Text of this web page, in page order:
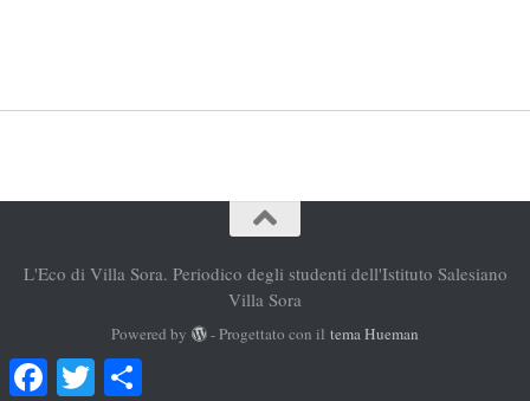
L'Eco di Villa Sora. Periodico degli studenti dell'Istituto Salesiano
Villa Sora
Powered by - Progettato con iltema Hueman
FacebookTwitter